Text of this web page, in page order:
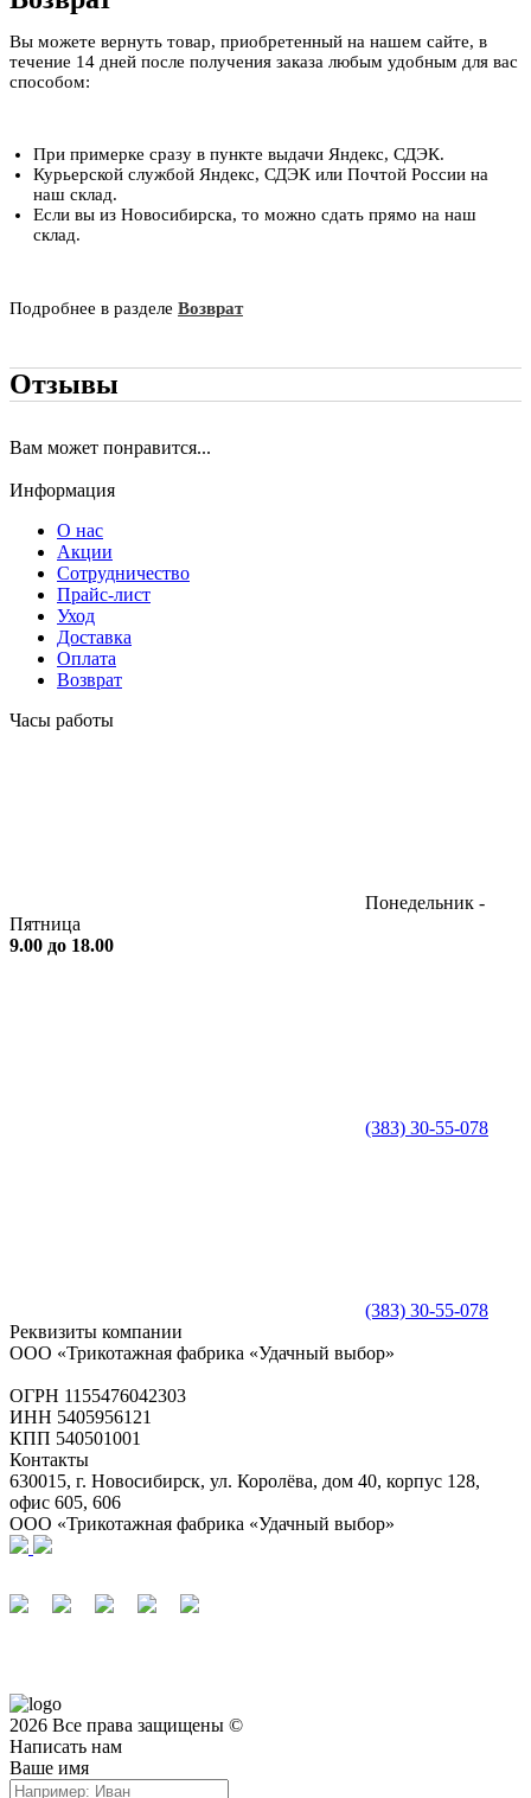
Вы можете вернуть товар, приобретенный на нашем сайте, в
течение 14 дней после получения заказа любым удобным для вас
способом:
При примерке сразу в пункте выдачи Яндекс, СДЭК.
Курьерской службой Яндекс, СДЭК или Почтой России на
наш склад.
Если вы из Новосибирска, то можно сдать прямо на наш
склад.
Подробнее в разделе Возврат
Отзывы
Вам может понравится...
Информация
О нас
Акции
Сотрудничество
Прайс-лист
Уход
Доставка
Оплата
Возврат
Часы работы
Понедельник -
Пятница
9.00 до 18.00
(383) 30-55-078
(383) 30-55-078
Реквизиты компании
ООО «Трикотажная фабрика «Удачный выбор»
ОГРН 1155476042303
ИНН 5405956121
КПП 540501001
Контакты
630015, г. Новосибирск, ул. Королёва, дом 40, корпус 128,
офис 605, 606
ООО «Трикотажная фабрика «Удачный выбор»
2026 Все права защищены ©
Написать нам
Ваше имя